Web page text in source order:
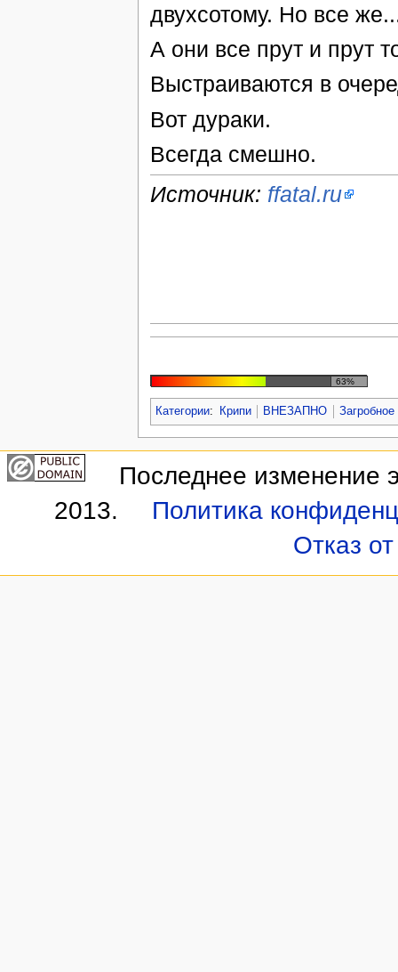
двухсотому. Но все
А они все прут и прут
Выстраиваются в
Вот дураки.
Всегда смешно.
Источник: ffatal.ru
63%
Категории: Крипи ВНЕЗАПНО Загробное
Последнее изменение
2013.
Политика
Отказ